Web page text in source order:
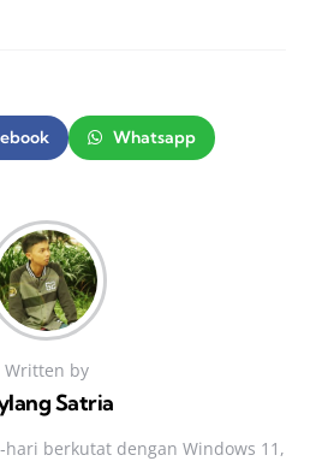
Whatsapp
Written by
Satria
berkutat dengan Windows 11,